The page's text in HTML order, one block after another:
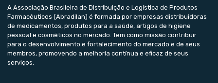
A Associação Brasileira de Distribuição e Logística de Produtos
Farmacêuticos (Abradilan) é formada por empresas distribuidoras
de medicamentos, produtos para a saúde, artigos de higiene
pessoal e cosméticos no mercado. Tem como missão contribuir
para o desenvolvimento e fortalecimento do mercado e de seus
membros, promovendo a melhoria contínua e eficaz de seus
serviços.